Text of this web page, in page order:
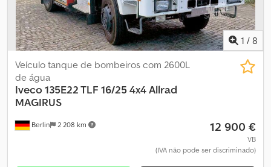
1 / 8
Berlin 2 208 km
Veículo tanque de bombeiros com 2600L
de água
Iveco135E22 TLF 16/25 4x4 Allrad
MAGIRUS
12 900 €
VB
(IVA não pode ser discriminado)